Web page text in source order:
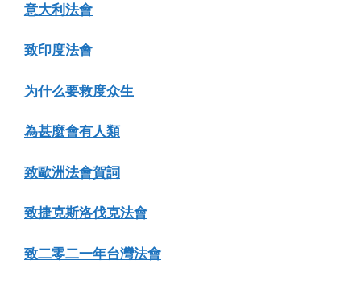
意大利法會
致印度法會
为什么要救度众生
為甚麼會有人類
致歐洲法會賀詞
致捷克斯洛伐克法會
致二零二一年台灣法會